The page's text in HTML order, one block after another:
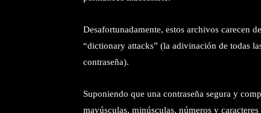
Desafortunadamente, estos archivos carecen
“dictionary attacks” (la adivinación de todas
contraseña).
Suponiendo que una contraseña segura y
mayúsculas, minúsculas, números y